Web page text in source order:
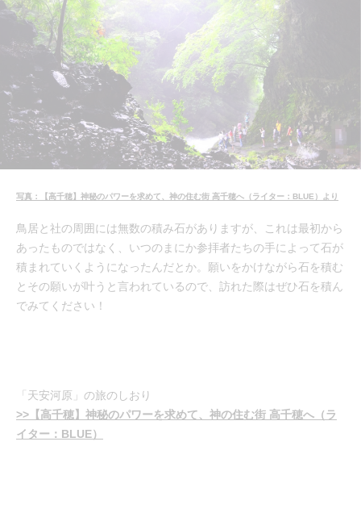
写真：【高千穂】神秘のパワーを求めて、神の住む街 高千穂へ（ライター：BLUE）より
鳥居と社の周囲には無数の積み石がありますが、これは最初から
あったものではなく、いつのまにか参拝者たちの手によって石が
積まれていくようになったんだとか。願いをかけながら石を積む
とその願いが叶うと言われているので、訪れた際はぜひ石を積ん
でみてください！
「天安河原」の旅のしおり
>>【高千穂】神秘のパワーを求めて、神の住む街 高千穂へ（ラ
イター：BLUE）